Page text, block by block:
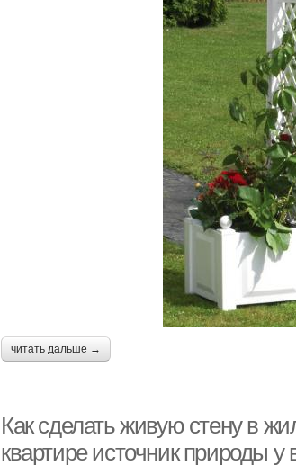
читать дальше →
Как сделать живую стену в
квартире источник природы у